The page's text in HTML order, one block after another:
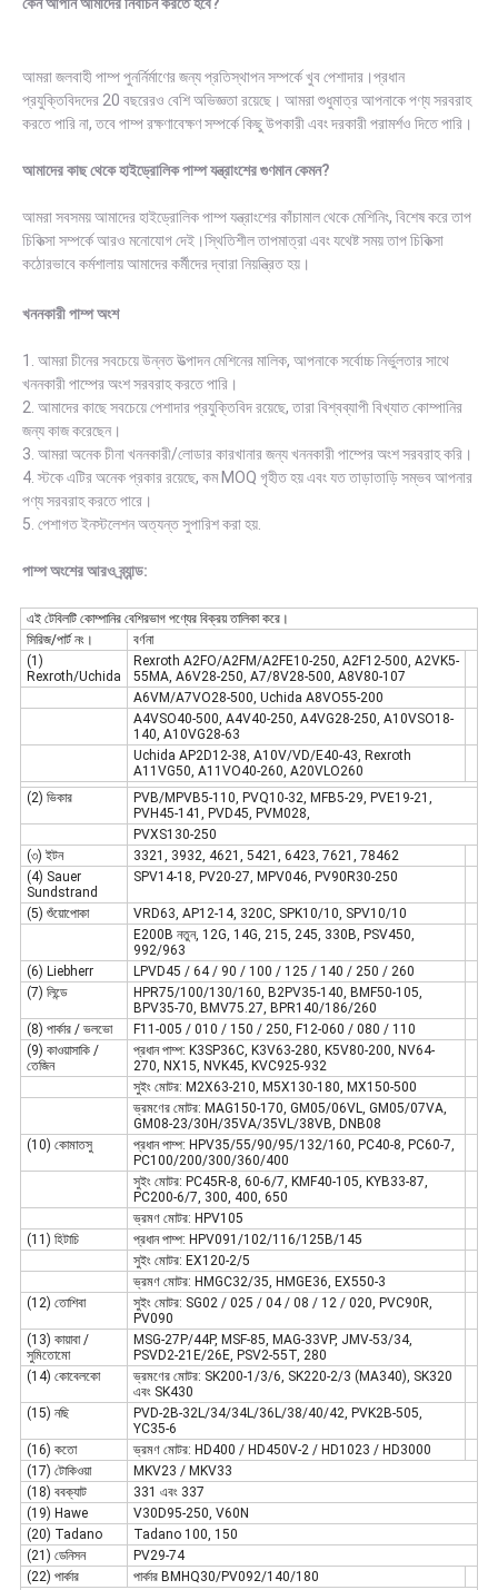
কেন আপনি আমাদের নির্বাচন করতে হবে?
আমরা জলবাহী পাম্প পুনর্নির্মাণের জন্য প্রতিস্থাপন সম্পর্কে খুব পেশাদার।প্রধান
প্রযুক্তিবিদদের 20 বছরেরও বেশি অভিজ্ঞতা রয়েছে। আমরা শুধুমাত্র আপনাকে পণ্য সরবরাহ
করতে পারি না, তবে পাম্প রক্ষণাবেক্ষণ সম্পর্কে কিছু উপকারী এবং দরকারী পরামর্শও দিতে পারি।
আমাদের কাছ থেকে হাইড্রোলিক পাম্প যন্ত্রাংশের গুণমান কেমন?
আমরা সবসময় আমাদের হাইড্রোলিক পাম্প যন্ত্রাংশের কাঁচামাল থেকে মেশিনিং, বিশেষ করে তাপ
চিকিত্সা সম্পর্কে আরও মনোযোগ দেই।স্থিতিশীল তাপমাত্রা এবং যথেষ্ট সময় তাপ চিকিত্সা
কঠোরভাবে কর্মশালায় আমাদের কর্মীদের দ্বারা নিয়ন্ত্রিত হয়।
খননকারী পাম্প অংশ
1. আমরা চীনের সবচেয়ে উন্নত উত্পাদন মেশিনের মালিক, আপনাকে সর্বোচ্চ নির্ভুলতার সাথে
খননকারী পাম্পের অংশ সরবরাহ করতে পারি।
2. আমাদের কাছে সবচেয়ে পেশাদার প্রযুক্তিবিদ রয়েছে, তারা বিশ্বব্যাপী বিখ্যাত কোম্পানির
জন্য কাজ করেছেন।
3. আমরা অনেক চীনা খননকারী/লোডার কারখানার জন্য খননকারী পাম্পের অংশ সরবরাহ করি।
4. স্টকে এটির অনেক প্রকার রয়েছে, কম MOQ গৃহীত হয় এবং যত তাড়াতাড়ি সম্ভব আপনার
পণ্য সরবরাহ করতে পারে।
5. পেশাগত ইনস্টলেশন অত্যন্ত সুপারিশ করা হয়.
পাম্প অংশের আরও ব্র্যান্ড:
এই টেবিলটি কোম্পানির বেশিরভাগ পণ্যের বিক্রয় তালিকা করে।
সিরিজ/পার্ট নং।
বর্ণনা
(1)
Rexroth/Uchida
Rexroth A2FO/A2FM/A2FE10-250, A2F12-500, A2VK5-
55MA, A6V28-250, A7/8V28-500, A8V80-107
A6VM/A7VO28-500, Uchida A8VO55-200
A4VSO40-500, A4V40-250, A4VG28-250, A10VSO18-
140, A10VG28-63
Uchida AP2D12-38, A10V/VD/E40-43, Rexroth
A11VG50, A11VO40-260, A20VLO260
(2) ভিকার
PVB/MPVB5-110, PVQ10-32, MFB5-29, PVE19-21,
PVH45-141, PVD45, PVM028,
PVXS130-250
(৩) ইটন
3321, 3932, 4621, 5421, 6423, 7621, 78462
(4) Sauer
Sundstrand
SPV14-18, PV20-27, MPV046, PV90R30-250
(5) শুঁয়োপোকা
VRD63, AP12-14, 320C, SPK10/10, SPV10/10
E200B নতুন, 12G, 14G, 215, 245, 330B, PSV450,
992/963
(6) Liebherr
LPVD45 / 64 / 90 / 100 / 125 / 140 / 250 / 260
(7) লিন্ডে
HPR75/100/130/160, B2PV35-140, BMF50-105,
BPV35-70, BMV75.27, BPR140/186/260
(8) পার্কার / ভলভো
F11-005 / 010 / 150 / 250, F12-060 / 080 / 110
(9) কাওয়াসাকি /
তেজিন
প্রধান পাম্প: K3SP36C, K3V63-280, K5V80-200, NV64-
270, NX15, NVK45, KVC925-932
সুইং মোটর: M2X63-210, M5X130-180, MX150-500
ভ্রমণের মোটর: MAG150-170, GM05/06VL, GM05/07VA,
GM08-23/30H/35VA/35VL/38VB, DNB08
(10) কোমাতসু
প্রধান পাম্প: HPV35/55/90/95/132/160, PC40-8, PC60-7,
PC100/200/300/360/400
সুইং মোটর: PC45R-8, 60-6/7, KMF40-105, KYB33-87,
PC200-6/7, 300, 400, 650
ভ্রমণ মোটর: HPV105
(11) হিটাচি
প্রধান পাম্প: HPV091/102/116/125B/145
সুইং মোটর: EX120-2/5
ভ্রমণ মোটর: HMGC32/35, HMGE36, EX550-3
(12) তোশিবা
সুইং মোটর: SG02 / 025 / 04 / 08 / 12 / 020, PVC90R,
PV090
(13) কায়াবা /
সুমিতোমো
MSG-27P/44P, MSF-85, MAG-33VP, JMV-53/34,
PSVD2-21E/26E, PSV2-55T, 280
(14) কোবেলকো
ভ্রমণের মোটর: SK200-1/3/6, SK220-2/3 (MA340), SK320
এবং SK430
(15) নছি
PVD-2B-32L/34/34L/36L/38/40/42, PVK2B-505,
YC35-6
(16) কতো
ভ্রমণ মোটর: HD400 / HD450V-2 / HD1023 / HD3000
(17) টোকিওয়া
MKV23 / MKV33
(18) ববক্যাট
331 এবং 337
(19) Hawe
V30D95-250, V60N
(20) Tadano
Tadano 100, 150
(21) ডেনিসন
PV29-74
(22) পার্কার
পার্কার BMHQ30/PV092/140/180